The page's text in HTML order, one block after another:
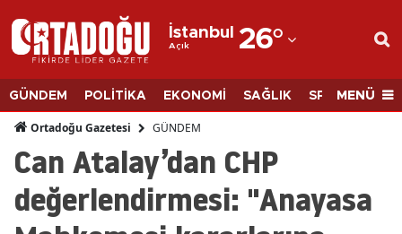
İstanbul
Açık 26°
Adana
Adıyaman
Afyonkarahisar
Ağrı
Amasya
GÜNDEM POLİTİKA EKONOMİ SAĞLIK SPORMENÜ
Ortadoğu Gazetesi GÜNDEM
Can Atalay’dan CHP
değerlendirmesi: "Anayasa